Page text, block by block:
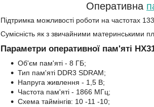
Оперативна
Підтримка можливості роботи на частотах
Сумісність як з звичайними материнськими
Параметри оперативної пам'яті
Об'єм пам'яті - 8 ГБ;
Тип пам'яті DDR3 SDRAM;
Напруга живлення - 1,5 В;
Частота пам'яті - 1866 МГц;
Схема таймінгів: 10 -11 -10;